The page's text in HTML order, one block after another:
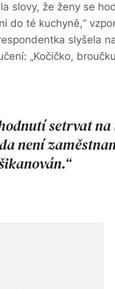
slovy, že ženy se
do té kuchyně,“
slyšela
„Kočičko,
setrvat
není